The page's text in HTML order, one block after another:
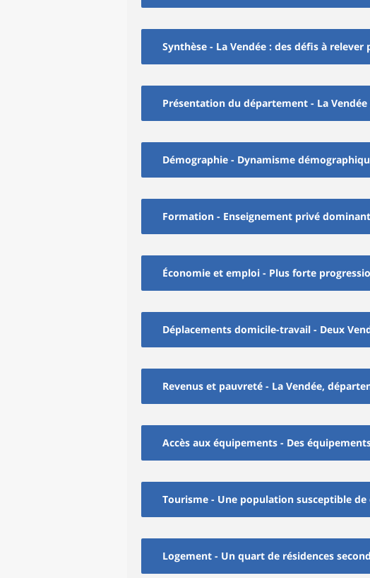
Synthèse - La Vendée : des défis à
Présentation du département - La
Démographie - Dynamisme
Formation - Enseignement privé
Économie et emploi - Plus forte
Déplacements domicile-travail - Deux
Revenus et pauvreté - La Vendée,
Accès aux équipements - Des
Tourisme - Une population susceptible
Logement - Un quart de résidences